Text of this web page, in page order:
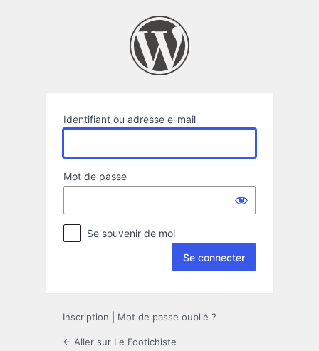
Identifiant ou adresse e-mail
Mot de passe
Se souvenir de moi
Inscription Mot de passe oublié ?
← Aller sur Le Footichiste